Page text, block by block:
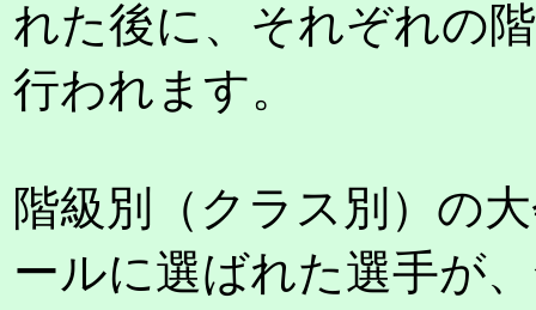
れた後に、それぞれの
行われます。
階級別（クラス別）の
ールに選ばれた選手が